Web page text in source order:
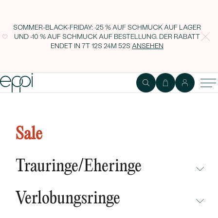
SOMMER-BLACK-FRIDAY: -25 % AUF SCHMUCK AUF LAGER
UND -10 % AUF SCHMUCK AUF BESTELLUNG. DER RABATT
ENDET IN7T 12S 24M 51S ANSEHEN
Sale
Trauringe/Eheringe
NEUHEITEN
Verlobungsringe